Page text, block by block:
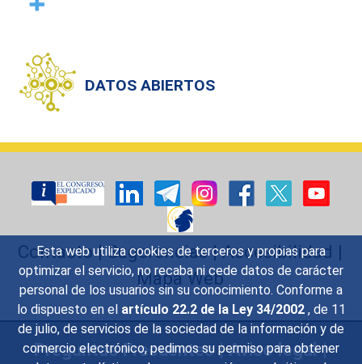
Esta web utiliza cookies de terceros y propias para
optimizar el servicio, no recaba ni cede datos de carácter
personal de los usuarios sin su conocimiento. Conforme a
lo dispuesto en el artículo 22.2 de la Ley 34/2002 , de 11
de julio, de servicios de la sociedad de la información y de
comercio electrónico, pedimos su permiso para obtener
DATOS ABIERTOS
Contacto|Sugerencias|Accesibilidad |
Mapa Web
Preguntas Frecuentes|Aviso legal|